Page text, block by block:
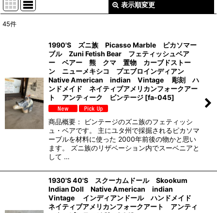
表示順変更
絞り込む
45件
1990'S ズニ族 Picasso Marble ピカソマー
ブル Zuni Fetish Bear フェティッシュベア
ー ベアー 熊 クマ 置物 カーブドストー
ン ニューメキシコ プエブロインディアン
Native American indian Vintage 彫刻 ハ
ンドメイド ネイティブアメリカンフォークアー
ト アンティーク ビンテージ [fa-045]
商品概要： ビンテージのズニ族のフェティッシ
ュ・ベアです。 主にユタ州で採掘されるピカソマ
ーブルを材料に使った 2000年前後の物かと思い
ます。 ズニ族のリザベーション内でスーベニアと
して …
1930'S 40'S スクーカムドール Skookum
Indian Doll Native American indian
Vintage インディアンドール ハンドメイド
ネイティブアメリカンフォークアート アンティ